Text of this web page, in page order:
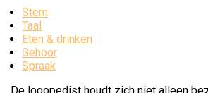
Stem
Taal
Eten & drinken
Gehoor
Spraak